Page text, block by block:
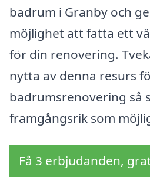
badrum i Granby och
möjlighet att fatta ett
för din renovering.
nytta av denna resurs
badrumsrenovering så
framgångsrik som
Få 3 erbjudanden,